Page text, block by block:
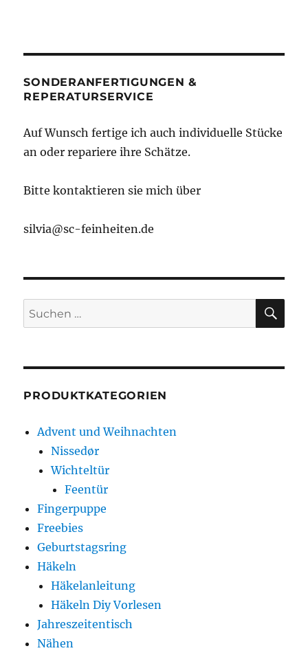
SONDERANFERTIGUNGEN &
REPERATURSERVICE
Auf Wunsch fertige ich auch individuelle Stücke
an oder repariere ihre Schätze.
Bitte kontaktieren sie mich über
silvia@sc-feinheiten.de
Suche
nach:
PRODUKTKATEGORIEN
Advent und Weihnachten
Nissedør
Wichteltür
Feentür
Fingerpuppe
Freebies
Geburtstagsring
Häkeln
Häkelanleitung
Häkeln Diy Vorlesen
Jahreszeitentisch
Nähen